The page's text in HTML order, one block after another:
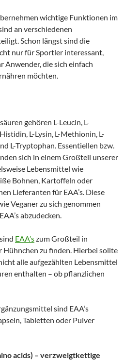
wichtige Funktionen im
an verschiedenen
Schon längst sind die
nur für Sportler interessant,
Anwender, die sich einfach
möchten.
gehören L-Leucin, L-
L-Lysin, L-Methionin, L-
L-Tryptophan. Essentiellen bzw.
sich in einem Großteil unserer
Lebensmittel wie
Bohnen, Kartoffeln oder
Lieferanten für EAA’s. Diese
Veganer zu sich genommen
abzudecken.
EAA’szum Großteil in
Hühnchen zu finden. Hierbei sollte
alle aufgezählten Lebensmittel
enthalten – ob pflanzlichen
sind EAA’s
Tabletten oder Pulver
acids) – verzweigtkettige